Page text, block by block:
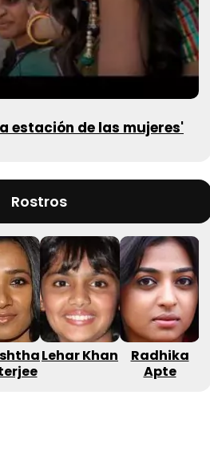
estación de las mujeres'
Rostros
Lehar Khan
Radhika
Apte